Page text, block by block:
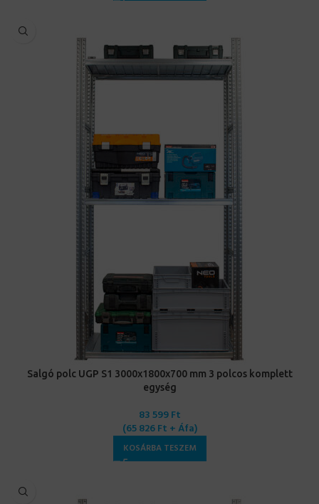
Salgó polc UGP S1 3000x1800x700 mm 3 polcos komplett
egység
83 599Ft
(65 826Ft + Áfa)
KOSÁRBA TESZEM